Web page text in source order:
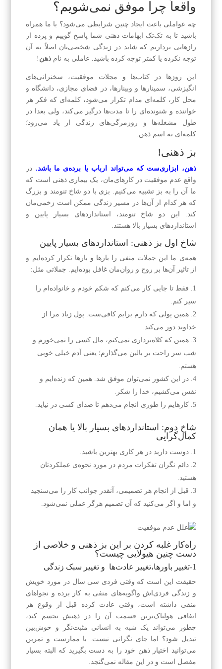
واقعاً چرا موفق نمی‌شویم؟
چه عواملی باعث ایجاد چنین شرایطی می‌شود؟ با ما همراه
باشید تا به تک‌تک ابهامات ذهنی شما پاسخ گوییم و پرده از
راز‌هایی بر‌داریم که شاید در زندگی شخصی‌تان اصلاً به آن
توجه نکرده یا کمتر توجه کرده باشید. عاملی به نامذهن !
این روزها در کتاب‌ها و مجلات موفقیت، سخنرانی‌های
انگیزشی، سمینارها و وبینار‌ها، در فضای مجازی، دانشگاه و
محل کار، کلمه‌ای مدام تکرار می‌شود، کلمه‌ای که فکر هر
خواننده و شنونده‌ای را تا مدت‌ها درگیر می‌کند، ولی بعدا در
طول مشغله‌ها و روزمر‌گی‌های زندگی از یاد می‌رود؛
کلمه‌ای به اسم ذهن.
بز ذهنی!
ذهن، ابزاری‌ست که می‌تواند ارباب یا برده‌ی ما باشد. در
واقع عدم موفقیت در کارهای‌مان، یک بیماری ذهنی است که
ما آن را به بز تشبیه می‌کنیم. بزی با دو شاخ تنومند و بزرگ
که هر کدام از آن‌ها در مسیر زندگی ممکن است زخمی‌مان
کند. این دو شاخ تنومند، استانداردهای بسیار پایین و
استانداردهای بسیار بالا هستند.
شاخ اول بز ذهنی: استانداردهای بسیار پایین
همه‌ی ما این جملات منفی را بارها و بارها تکرار کرده‌ایم و
از تاثیر آن‌ها بر روح و روان‌مان غافل بوده‌ایم. جملاتی مثل:
فقط تا جایی کار می‌کنم که شکم خودم و خانواده‌ام را
سیر کنم.
همین پولی که دارم برایم کافی‌ست. پول زیاد مرا از
خداوند دور می‌کند.
همین که کلاه‌برداری نمی‌کنم، مال کسی را نمی‌خورم و
شب سر راحت بر بالین می‌گذارم؛ یعنی آدم خیلی خوبی
هستم.
در این کشور نمی‌توان موفق شد. همین که زنده‌ایم و
نفس می‌کشیم، خدا را شکر.
کارهایم را طوری انجام می‌دهم تا صدای کسی در نیاید.
شاخ دوم: استانداردهای بسیار بالا یا همان
کمال‌گرایی
دوست دارید در هر کاری بهترین باشید.
دائم نگران تفکرات مردم در مورد نحوه‌ی عملکرد‌تان
هستید.
قبل از انجام هر تصمیمی، آنقدر جوانب کار را می‌سنجید
و اما و اگر می‌کنید که آن تصمیم هرگز عملی نمی‌شود.
راه‌کار غلبه کردن بر این بز ذهنی و خلاصی از
دست چنین هیولایی چیست؟
1-تغییر باورها،تغییر عادت‌ها و تغییر سبک زندگی
حقیقت این است که وقتی فردی سی سال در مورد خویش
و زندگی فردی‌اش واگویه‌های منفی به کار برده و نجوا‌های
منفی داشته است، وقتی عادت کرده قبل از وقوع هر
اتفاقی هولناک‌ترین قسمت آن را در ذهنش تجسم کند،
چطور می‌تواند یک شبه به انسانی مثبت‌نگر و خوش‌بین
تبدیل شود؟ اما جای نگرانی نیست. با ممارست و تمرین
می‌توانید اختیار ذهن خود را به دست بگیرید که البته بسیار
مفصل است و در این مقاله نمی‌گنجد.